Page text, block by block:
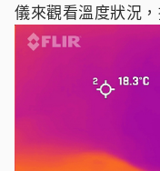
儀來觀看溫度狀況